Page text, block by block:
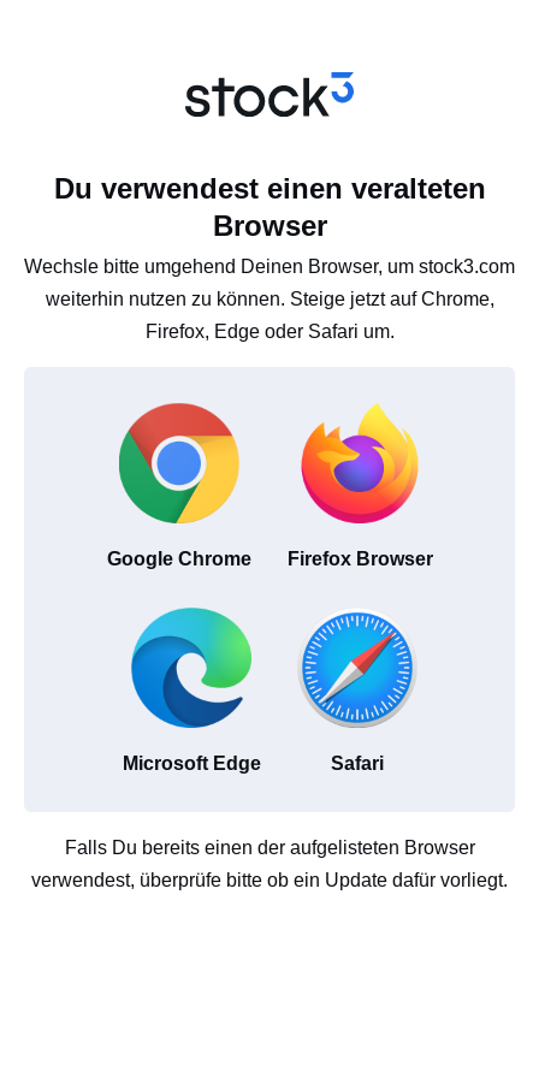
Du verwendest einen veralteten
Browser
Wechsle bitte umgehend Deinen Browser, um stock3.com
weiterhin nutzen zu können. Steige jetzt auf Chrome,
Firefox, Edge oder Safari um.
Google Chrome Firefox Browser
Microsoft Edge Safari
Falls Du bereits einen der aufgelisteten Browser
verwendest, überprüfe bitte ob ein Update dafür vorliegt.